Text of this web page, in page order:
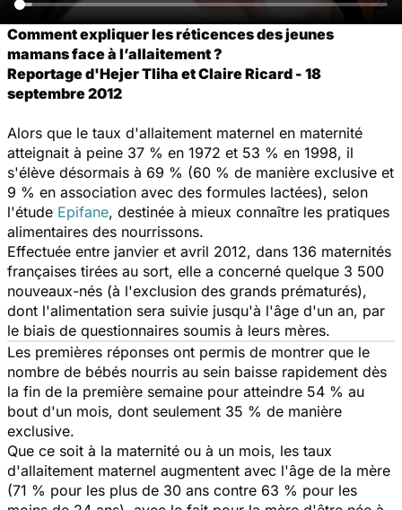
Comment expliquer les réticences des jeunes
mamans face à l’allaitement ?
Reportage d'Hejer Tliha et Claire Ricard - 18
septembre 2012
Alors que le taux d'allaitement maternel en maternité
atteignait à peine 37 % en 1972 et 53 % en 1998, il
s'élève désormais à 69 % (60 % de manière exclusive et
9 % en association avec des formules lactées), selon
l'étude Epifane, destinée à mieux connaître les pratiques
alimentaires des nourrissons.
Effectuée entre janvier et avril 2012, dans 136 maternités
françaises tirées au sort, elle a concerné quelque 3 500
nouveaux-nés (à l'exclusion des grands prématurés),
dont l'alimentation sera suivie jusqu'à l'âge d'un an, par
le biais de questionnaires soumis à leurs mères.
Les premières réponses ont permis de montrer que le
nombre de bébés nourris au sein baisse rapidement dès
la fin de la première semaine pour atteindre 54 % au
bout d'un mois, dont seulement 35 % de manière
exclusive.
Que ce soit à la maternité ou à un mois, les taux
d'allaitement maternel augmentent avec l'âge de la mère
(71 % pour les plus de 30 ans contre 63 % pour les